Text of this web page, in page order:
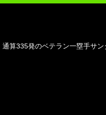
通算335発のベテラン一塁手サ